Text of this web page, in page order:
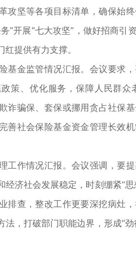
攻坚等各项目标清单，确保始
”开展“七大攻坚”，做好招商引
提供有力支撑。
金监管情况汇报。会议要求，
策、优化服务，保障人民群
诈骗保、套保或挪用贪占社保
善社会保险基金资金管理长效
作情况汇报。会议强调，要提
经济社会发展稳定，时刻绷紧“
排查，整改工作更要深挖病灶
法，打破部门职能边界，形成“